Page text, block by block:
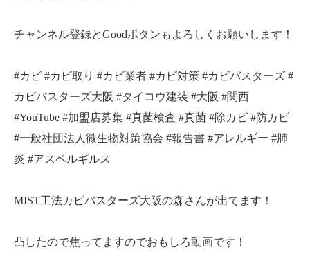
⁡チャンネル登録とGoodボタンもよろしくお願いします！⁡
⁡#カビ #カビ取り #カビ業者 #カビ対策 #カビバスターズ #
カビバスターズ大阪 #タイコウ建装 #大阪 #関西
#YouTube #加盟店募集 #真菌検査 #真菌 #除カビ #防カビ
#一般社団法人微生物対策協会 #報告書 #アレルギー #肺
炎 #アスペルギルス
MIST工法カビバスターズ大阪の森さんが出てます！
凸したので焦ってますのでおもしろ動画です！